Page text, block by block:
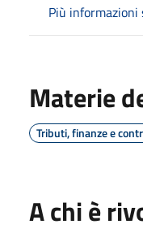
Più informazioni
Materie
Tributi, finanze e
A chi è